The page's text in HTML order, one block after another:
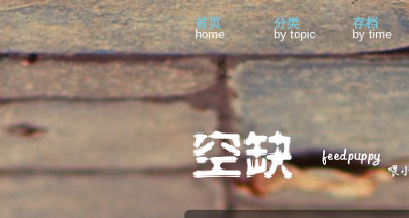
首页
home
分类
by topic
存档
by time